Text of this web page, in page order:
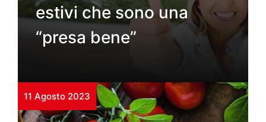
estivi che sono una
“presa bene”
11 Agosto 2023